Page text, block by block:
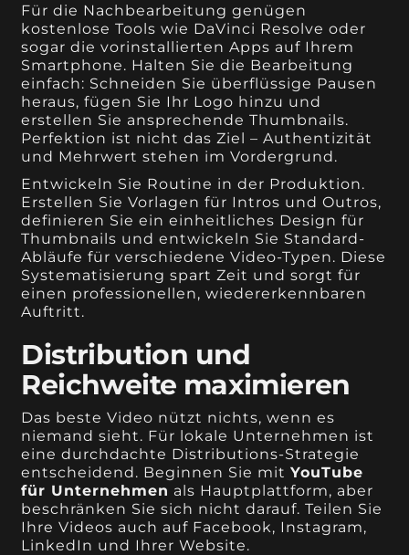
Für die Nachbearbeitung genügen
kostenlose Tools wie DaVinci Resolve oder
sogar die vorinstallierten Apps auf Ihrem
Smartphone. Halten Sie die Bearbeitung
einfach: Schneiden Sie überflüssige Pausen
heraus, fügen Sie Ihr Logo hinzu und
erstellen Sie ansprechende Thumbnails.
Perfektion ist nicht das Ziel – Authentizität
und Mehrwert stehen im Vordergrund.
Entwickeln Sie Routine in der Produktion.
Erstellen Sie Vorlagen für Intros und Outros,
definieren Sie ein einheitliches Design für
Thumbnails und entwickeln Sie Standard-
Abläufe für verschiedene Video-Typen. Diese
Systematisierung spart Zeit und sorgt für
einen professionellen, wiedererkennbaren
Auftritt.
Distribution und
Reichweite maximieren
Das beste Video nützt nichts, wenn es
niemand sieht. Für lokale Unternehmen ist
eine durchdachte Distributions-Strategie
entscheidend. Beginnen Sie mitYouTube
für Unternehmen als Hauptplattform, aber
beschränken Sie sich nicht darauf. Teilen Sie
Ihre Videos auch auf Facebook, Instagram,
LinkedIn und Ihrer Website.